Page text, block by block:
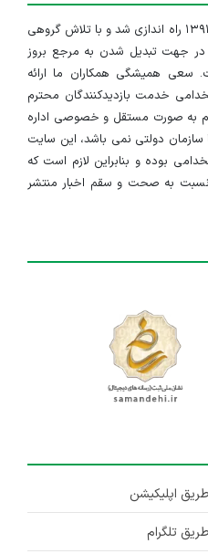
سایت ایران استخدام در تاریخ ۱۳۹۱/۱/۱۰ راه اندازی شد و با تلاش گروهی
در جهت تبدیل شدن به مرجع بروز
سعی همیشگی همکاران ما ارائه
خدمت بازدیدکنندگان محترم
به صورت مستقل و خصوصی اداره
دولتی نمی باشد، این سایت
بوده و بنابراین لازم است که
نسبت به صحت و سقم اخبار منتشر
اپلیکیشن
تلگرام